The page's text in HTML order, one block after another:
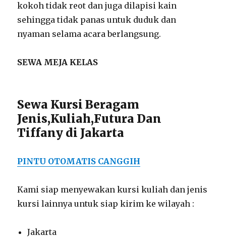
kokoh tidak reot dan juga dilapisi kain
sehingga tidak panas untuk duduk dan
nyaman selama acara berlangsung.
SEWA MEJA KELAS
Sewa Kursi Beragam
Jenis,Kuliah,Futura Dan
Tiffany di Jakarta
PINTU OTOMATIS CANGGIH
Kami siap menyewakan kursi kuliah dan jenis
kursi lainnya untuk siap kirim ke wilayah :
Jakarta